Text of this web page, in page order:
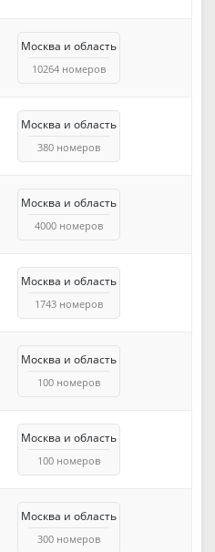
Москва и область
10264 номеров
Москва и область
380 номеров
Москва и область
4000 номеров
Москва и область
1743 номеров
Москва и область
100 номеров
Москва и область
100 номеров
Москва и область
300 номеров